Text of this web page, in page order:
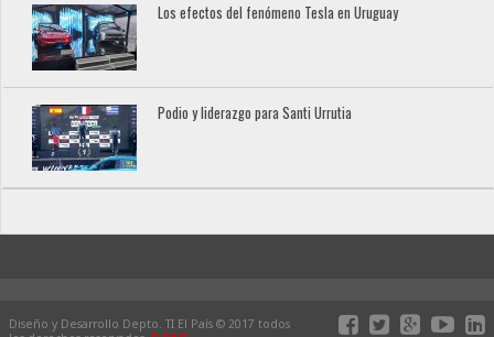
Los efectos del fenómeno Tesla en Uruguay
Podio y liderazgo para Santi Urrutia
Diseño y Desarrollo Depto. TI El País © 2017 todos